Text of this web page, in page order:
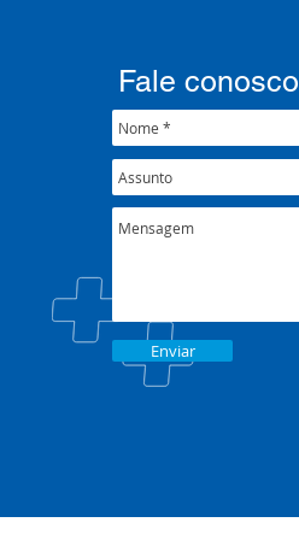
crise climática
Enviar
Fale conosco